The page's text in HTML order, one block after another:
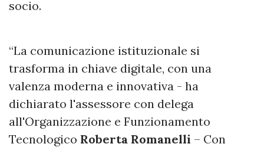
socio.
“La comunicazione istituzionale si
trasforma in chiave digitale, con una
valenza moderna e innovativa - ha
dichiarato l'assessore con delega
all'Organizzazione e Funzionamento
Tecnologico Roberta Romanelli – Con